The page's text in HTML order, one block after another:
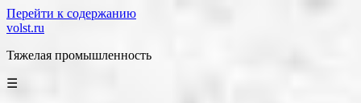
Перейти к содержанию
volst.ru
Тяжелая промышленность
☰